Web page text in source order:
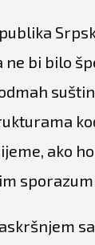
ne bi bilo
ako